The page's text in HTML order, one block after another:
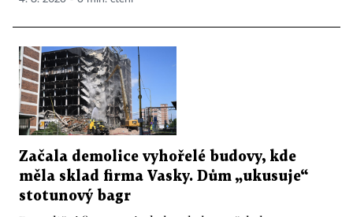
Začala demolice vyhořelé budovy, kde
měla sklad firma Vasky. Dům „ukusuje“
stotunový bagr